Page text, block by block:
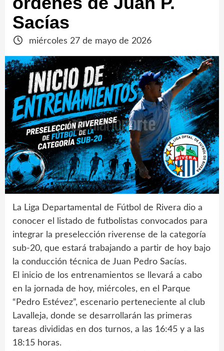
Sacías
miércoles 27 de mayo de 2026
La Liga Departamental de Fútbol de Rivera dio a
conocer el listado de futbolistas convocados para
integrar la preselección riverense de la categoría
sub-20, que estará trabajando a partir de hoy bajo
la conducción técnica de Juan Pedro Sacías.
El inicio de los entrenamientos se llevará a cabo
en la jornada de hoy, miércoles, en el Parque
“Pedro Estévez”, escenario perteneciente al club
Lavalleja, donde se desarrollarán las primeras
tareas divididas en dos turnos, a las 16:45 y a las
18:15 horas.